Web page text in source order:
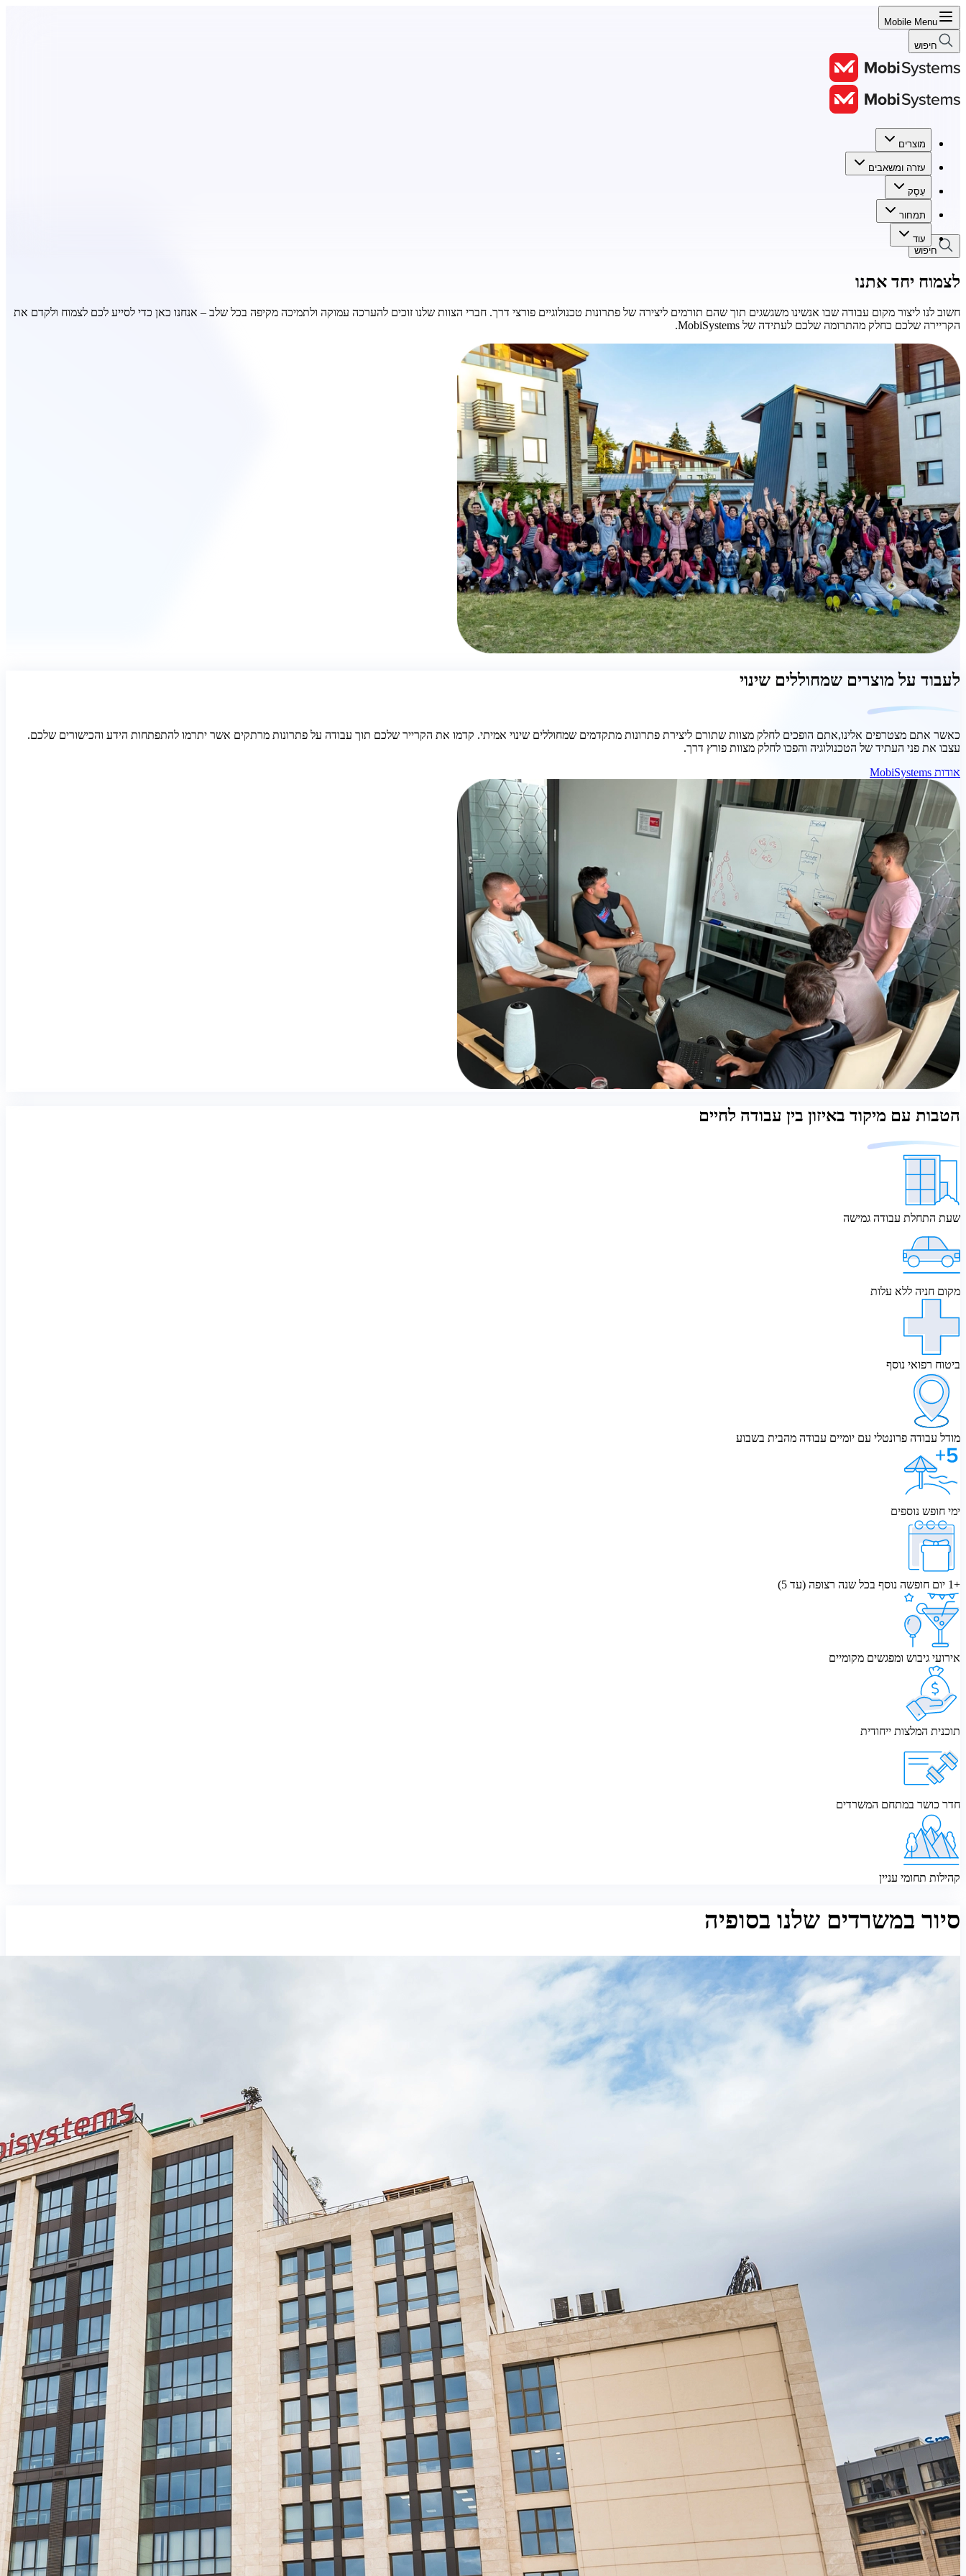
Mobile Menu
חיפוש
מוצרים
עזרה ומשאבים
עֵסֶק
תמחור
עוד
מוצרים
עזרה ומשאבים
עֵסֶק
תמחור
חיפוש
לצמוח יחד אתנו
חשוב לנו ליצור מקום עבודה שבו אנשינו משגשגים תוך שהם תורמים ליצירה של פתרונות טכנולוגיים פורצי דרך. חברי הצוות שלנו זוכים להערכה עמוקה ולתמיכה מקיפה בכל שלב – אנחנו כאן כדי לסייע לכם לצמוח ולקדם את
הקריירה שלכם כחלק מהתרומה שלכם לעתידה של MobiSystems.
לעבוד על מוצרים שמחוללים שינוי
כאשר אתם מצטרפים אלינו,אתם הופכים לחלק מצוות שתורם ליצירת פתרונות מתקדמים שמחוללים שינוי אמיתי. קדמו את הקרייר שלכם תוך עבודה על פתרונות מרתקים אשר יתרמו להתפתחות הידע והכישורים שלכם.
עצבו את פני העתיד של הטכנולוגיה והפכו לחלק מצוות פורץ דרך.
אודות MobiSystems
הטבות עם מיקוד באיזון בין עבודה לחיים
שעת התחלת עבודה גמישה
מקום חניה ללא עלות
ביטוח רפואי נוסף
מודל עבודה פרונטלי עם יומיים עבודה מהבית בשבוע
ימי חופש נוספים
+1 יום חופשה נוסף בכל שנה רצופה (עד 5)
אירועי גיבוש ומפגשים מקומיים
תוכנית המלצות ייחודית
חדר כושר במתחם המשרדים
קהילות תחומי עניין
סיור במשרדים שלנו בסופיה